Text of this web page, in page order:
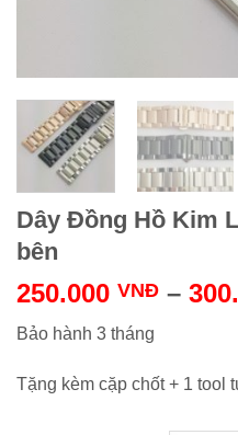
Dây Đồng Hồ Kim
bên
250.000 VNĐ –
Bảo hành 3 tháng
Tặng kèm cặp chốt + 1 tool